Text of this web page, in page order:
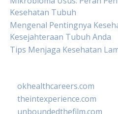
Kesehatan Tubuh
Mengenal Pentingnya
Kesejahteraan Tubuh Anda
Tips Menjaga Kesehatan
okhealthcareers.com
theintexperience.com
unboundedthefilm.com